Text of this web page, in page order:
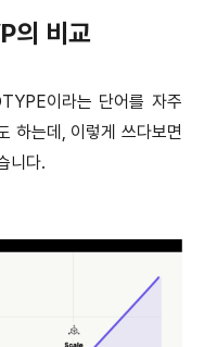
의 비교
이라는 단어를 자주
하는데, 이렇게 쓰다보면
니다.